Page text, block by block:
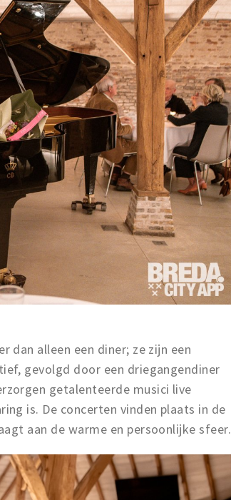
dan alleen een diner; ze zijn een
gevolgd door een driegangendiner
getalenteerde musici live
is. De concerten vinden plaats in de
aan de warme en persoonlijke sfeer.